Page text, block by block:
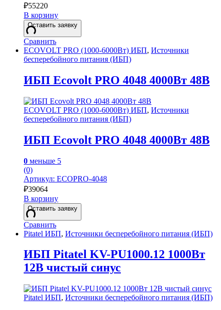
₽55220
В корзину
Оставить заявку
Сравнить
ECOVOLT PRO (1000-6000Вт) ИБП, Источники
бесперебойного питания (ИБП)
ИБП Ecovolt PRO 4048 4000Вт 48В
ECOVOLT PRO (1000-6000Вт) ИБП, Источники
бесперебойного питания (ИБП)
ИБП Ecovolt PRO 4048 4000Вт 48В
0 меньше 5
(0)
Артикул: ECOPRO-4048
₽39064
В корзину
Оставить заявку
Сравнить
Pitatel ИБП, Источники бесперебойного питания (ИБП)
ИБП Pitatel KV-PU1000.12 1000Вт
12В чистый синус
Pitatel ИБП, Источники бесперебойного питания (ИБП)